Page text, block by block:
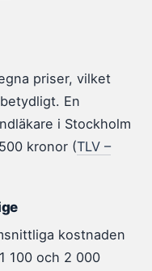
priser, vilket
En
i Stockholm
kronor (TLV –
kostnaden
100 och 2 000